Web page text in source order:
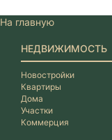
На главную
НЕДВИЖИМОСТЬ
Новостройки
Квартиры
Дома
Участки
Коммерция